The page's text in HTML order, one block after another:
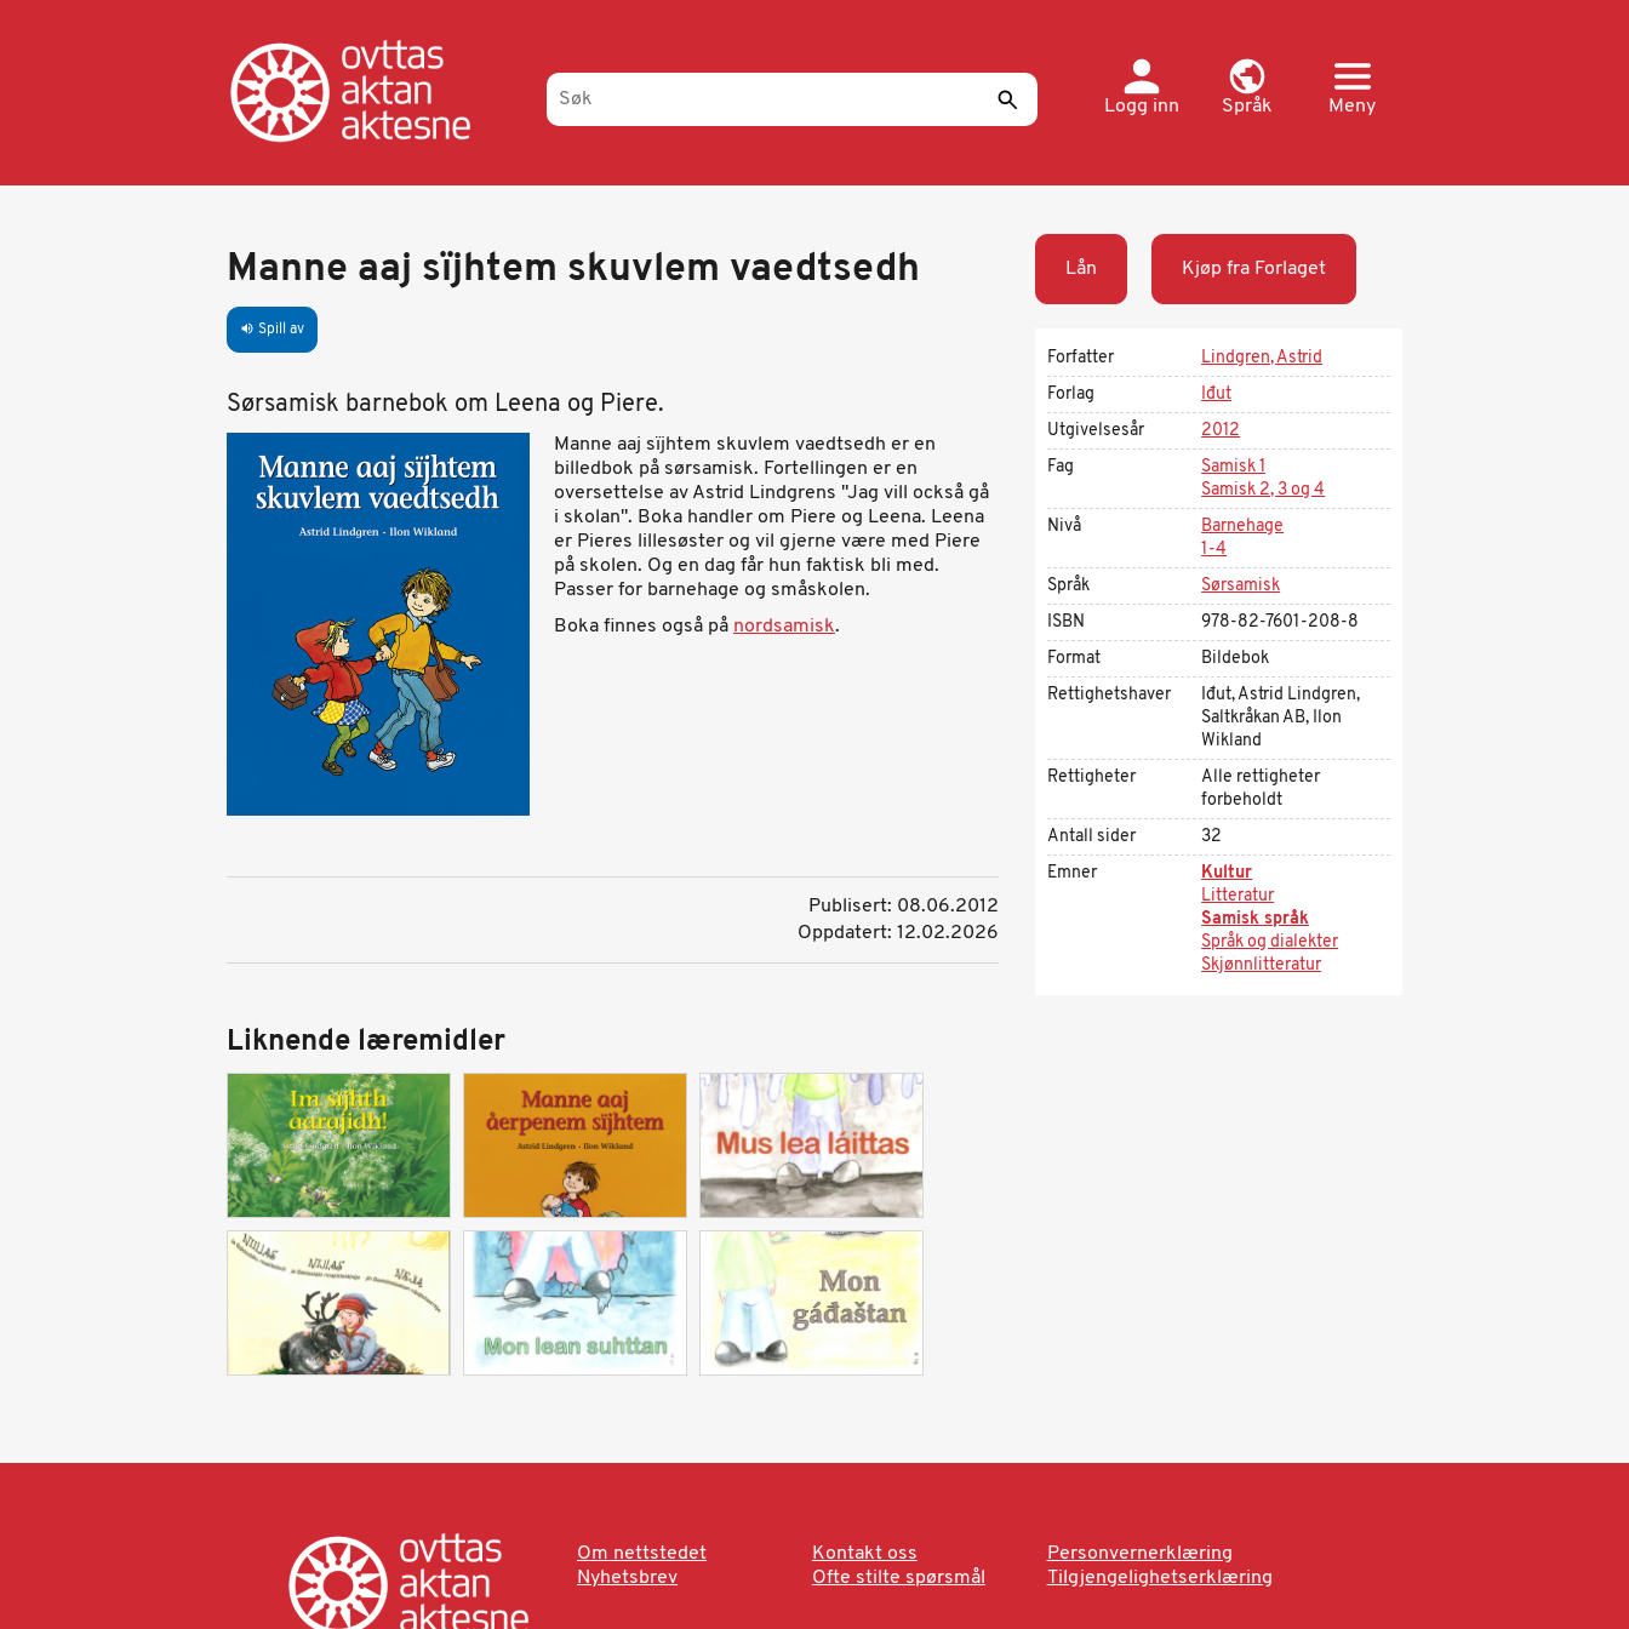
Logg inn
Språk Meny
Manne aaj sïjhtem skuvlem vaedtsedh
volume_up Spill av
Sørsamisk barnebok om Leena og Piere.
Manne aaj sïjhtem skuvlem vaedtsedh er en
billedbok på sørsamisk. Fortellingen er en
oversettelse av Astrid Lindgrens "Jag vill också gå
i skolan". Boka handler om Piere og Leena. Leena
er Pieres lillesøster og vil gjerne være med Piere
på skolen. Og en dag får hun faktisk bli med.
Passer for barnehage og småskolen.
Boka finnes også på nordsamisk.
Publisert: 08.06.2012
Oppdatert: 12.02.2026
Liknende læremidler
Lån Kjøp fra Forlaget
Forfatter
Lindgren, Astrid
Forlag
Iđut
Utgivelsesår
2012
Fag
Samisk 1
Samisk 2, 3 og 4
Nivå
Barnehage
1-4
Språk
Sørsamisk
ISBN
978-82-7601-208-8
Format
Bildebok
Rettighetshaver
Iđut, Astrid Lindgren,
Saltkråkan AB, Ilon
Wikland
Rettigheter
Alle rettigheter
forbeholdt
Antall sider
32
Emner
Kultur
Litteratur
Samisk språk
Språk og dialekter
Skjønnlitteratur
Om nettstedet Kontakt oss
Personvernerklæring
Nyhetsbrev
Ofte stilte spørsmål Tilgjengelighetserklæring